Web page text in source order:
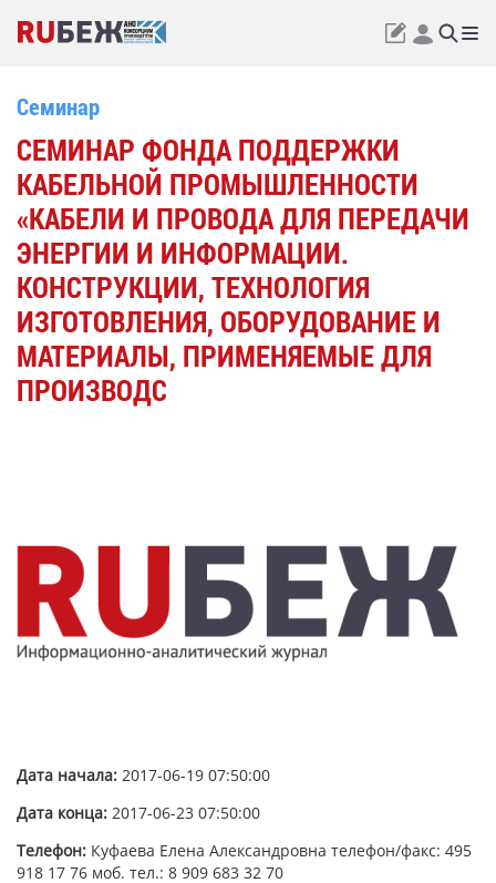
Семинар
СЕМИНАР ФОНДА ПОДДЕРЖКИ
КАБЕЛЬНОЙ ПРОМЫШЛЕННОСТИ
«КАБЕЛИ И ПРОВОДА ДЛЯ ПЕРЕДАЧИ
ЭНЕРГИИ И ИНФОРМАЦИИ.
КОНСТРУКЦИИ, ТЕХНОЛОГИЯ
ИЗГОТОВЛЕНИЯ, ОБОРУДОВАНИЕ И
МАТЕРИАЛЫ, ПРИМЕНЯЕМЫЕ ДЛЯ
ПРОИЗВОДС
Дата начала: 2017-06-19 07:50:00
Дата конца: 2017-06-23 07:50:00
Телефон: Куфаева Елена Александровна телефон/факс: 495
918 17 76 моб. тел.: 8 909 683 32 70